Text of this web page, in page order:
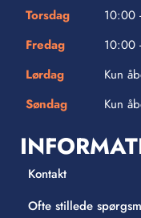
Torsdag
10:00
Fredag
10:00
Lørdag
Kun
Søndag
Kun
Kontakt
Ofte stillede